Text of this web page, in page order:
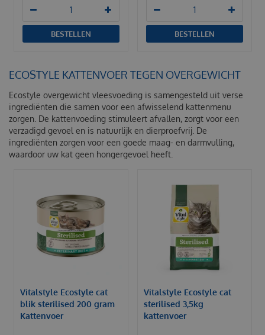
BESTELLEN BESTELLEN
ECOSTYLE KATTENVOER TEGEN OVERGEWICHT
Ecostyle overgewicht vleesvoeding is samengesteld uit verse
ingrediënten die samen voor een afwisselend kattenmenu
zorgen. De kattenvoeding stimuleert afvallen, zorgt voor een
verzadigd gevoel en is natuurlijk en dierproefvrij. De
ingrediënten zorgen voor een goede maag- en darmvulling,
waardoor uw kat geen hongergevoel heeft.
Vitalstyle Ecostyle cat
blik sterilised 200 gram
Kattenvoer
Vitalstyle Ecostyle cat
sterilised 3,5kg
kattenvoer